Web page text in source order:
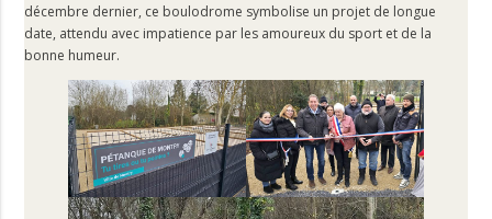
décembre dernier, ce boulodrome symbolise un projet de longue
date, attendu avec impatience par les amoureux du sport et de la
bonne humeur.